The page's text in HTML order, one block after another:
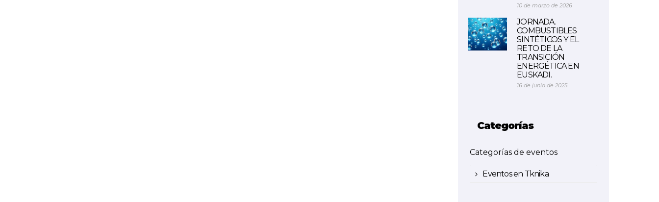
10 de marzo de 2026
JORNADA.
COMBUSTIBLES
SINTÉTICOS Y EL
RETO DE LA
TRANSICIÓN
ENERGÉTICA EN
EUSKADI.
16 de junio de 2025
Categorías
Categorías de eventos
Eventos en Tknika